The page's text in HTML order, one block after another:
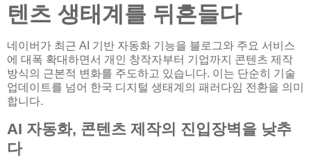
텐츠 생태계를 뒤흔들다
네이버가 최근 AI 기반 자동화 기능을 블로그와 주요 서비스
에 대폭 확대하면서 개인 창작자부터 기업까지 콘텐츠 제작
방식의 근본적 변화를 주도하고 있습니다. 이는 단순히 기술
업데이트를 넘어 한국 디지털 생태계의 패러다임 전환을 의미
합니다.
AI 자동화, 콘텐츠 제작의 진입장벽을 낮추
다